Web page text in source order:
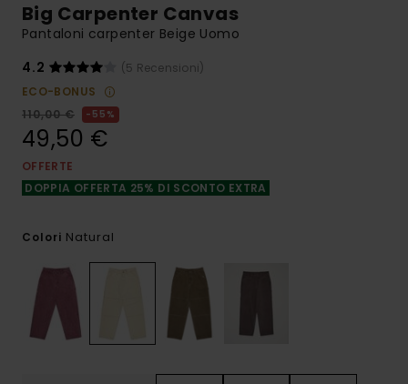
Big Carpenter Canvas
Pantaloni carpenter Beige Uomo
4.2
(5 Recensioni)
ECO-BONUS
110,00 €
55%
49,50 €
OFFERTE
DOPPIA OFFERTA 25% DI SCONTO EXTRA
Colori Natural